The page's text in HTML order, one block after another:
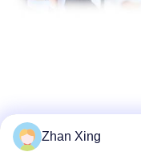
Zhan Xing